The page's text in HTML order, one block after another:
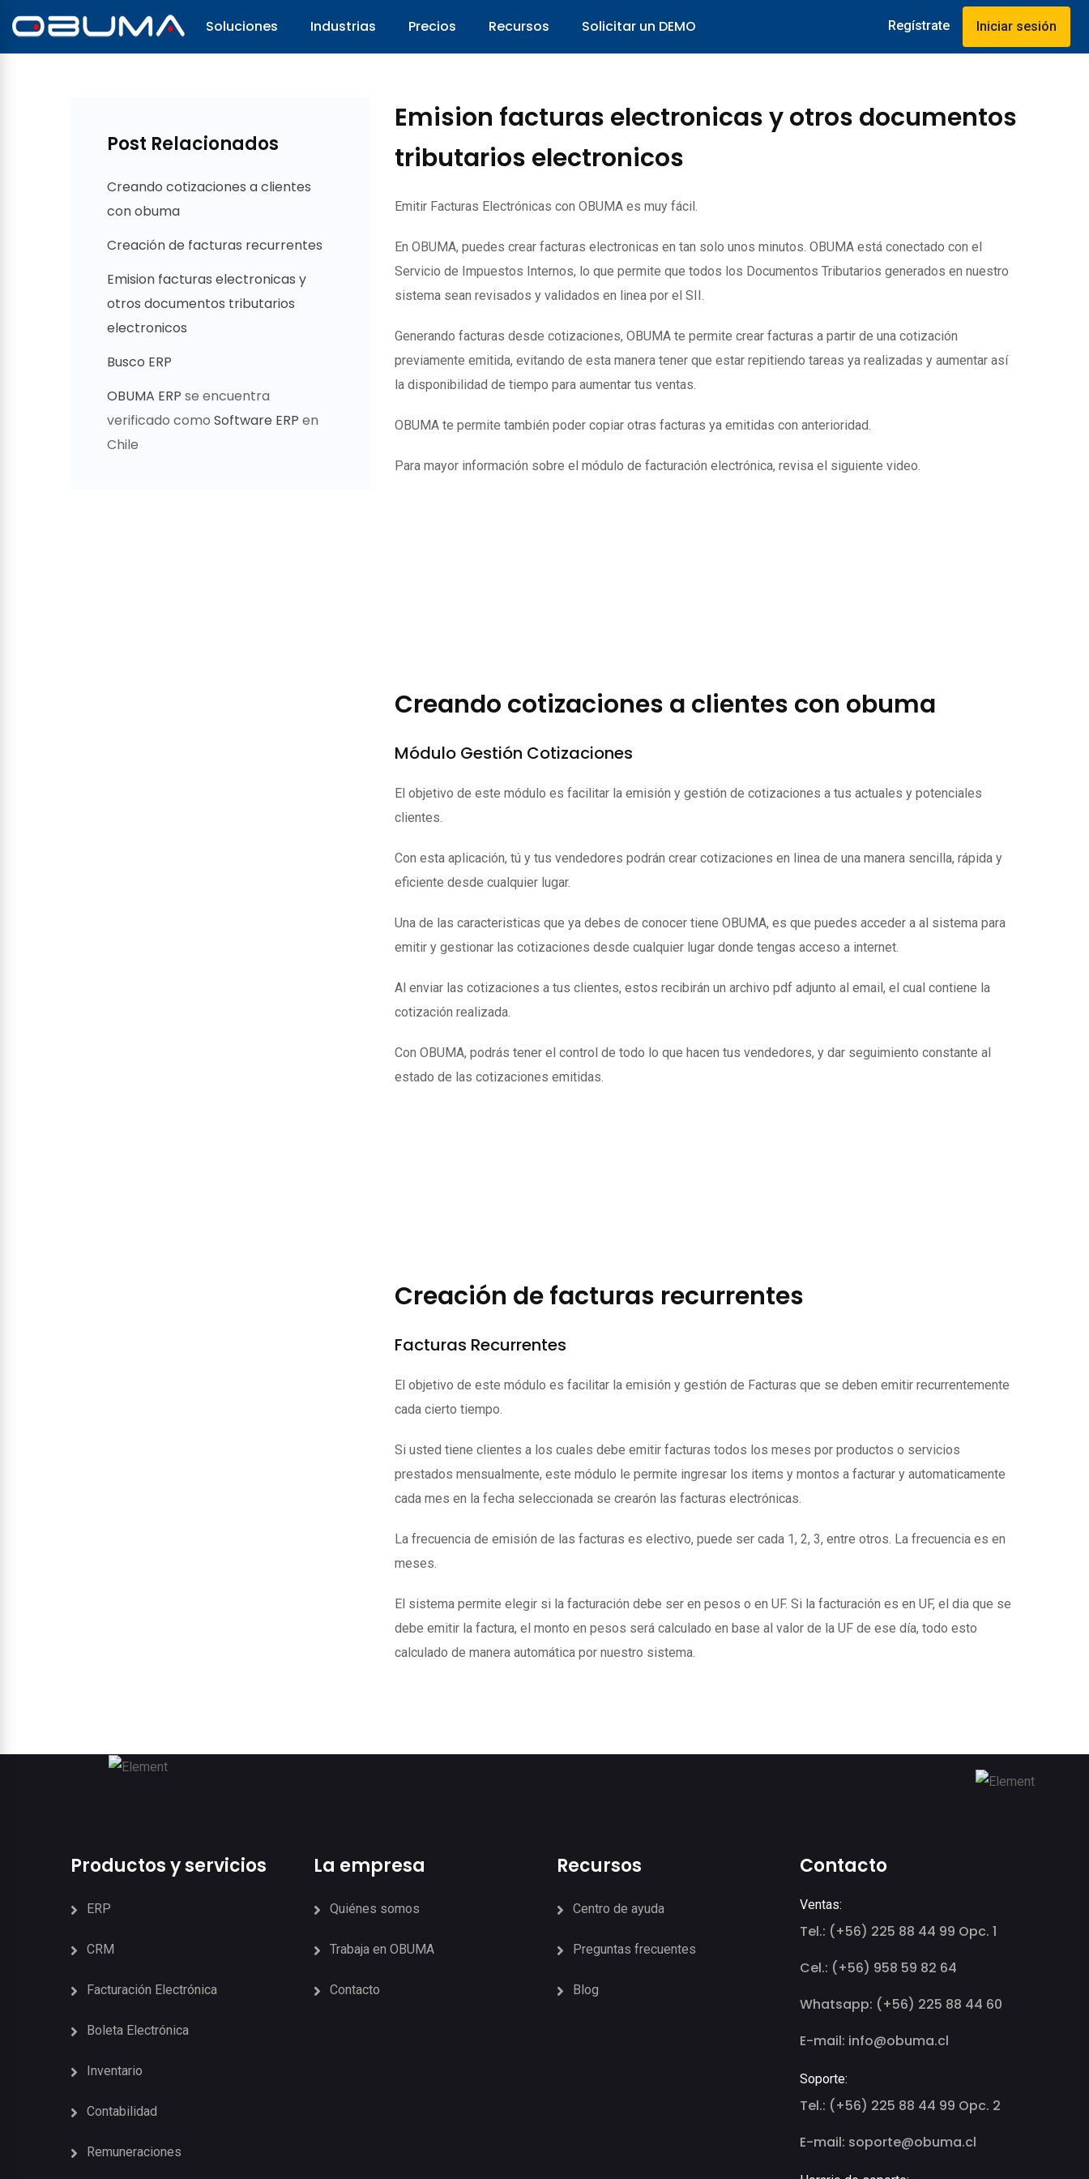
Soluciones Industrias Precios Recursos Solicitar un DEMO Regístrate Iniciar sesión
Emision facturas electronicas y otros documentos
tributarios electronicos
Emitir Facturas Electrónicas con OBUMA es muy fácil.
En OBUMA, puedes crear facturas electronicas en tan solo unos minutos. OBUMA está conectado con el
Servicio de Impuestos Internos, lo que permite que todos los Documentos Tributarios generados en nuestro
sistema sean revisados y validados en linea por el SII.
Generando facturas desde cotizaciones, OBUMA te permite crear facturas a partir de una cotización
previamente emitida, evitando de esta manera tener que estar repitiendo tareas ya realizadas y aumentar así
la disponibilidad de tiempo para aumentar tus ventas.
OBUMA te permite también poder copiar otras facturas ya emitidas con anterioridad.
Para mayor información sobre el módulo de facturación electrónica, revisa el siguiente video.
Post Relacionados
Creando cotizaciones a clientes
con obuma
Creación de facturas recurrentes
Emision facturas electronicas y
otros documentos tributarios
electronicos
Busco ERP
OBUMA ERP se encuentra
verificado como Software ERP en
Chile
Creando cotizaciones a clientes con obuma
Módulo Gestión Cotizaciones
El objetivo de este módulo es facilitar la emisión y gestión de cotizaciones a tus actuales y potenciales
clientes.
Con esta aplicación, tú y tus vendedores podrán crear cotizaciones en linea de una manera sencilla, rápida y
eficiente desde cualquier lugar.
Una de las caracteristicas que ya debes de conocer tiene OBUMA, es que puedes acceder a al sistema para
emitir y gestionar las cotizaciones desde cualquier lugar donde tengas acceso a internet.
Al enviar las cotizaciones a tus clientes, estos recibirán un archivo pdf adjunto al email, el cual contiene la
cotización realizada.
Con OBUMA, podrás tener el control de todo lo que hacen tus vendedores, y dar seguimiento constante al
estado de las cotizaciones emitidas.
Creación de facturas recurrentes
Facturas Recurrentes
El objetivo de este módulo es facilitar la emisión y gestión de Facturas que se deben emitir recurrentemente
cada cierto tiempo.
Si usted tiene clientes a los cuales debe emitir facturas todos los meses por productos o servicios
prestados mensualmente, este módulo le permite ingresar los items y montos a facturar y automaticamente
cada mes en la fecha seleccionada se crearón las facturas electrónicas.
La frecuencia de emisión de las facturas es electivo, puede ser cada 1, 2, 3, entre otros. La frecuencia es en
meses.
El sistema permite elegir si la facturación debe ser en pesos o en UF. Si la facturación es en UF, el dia que se
debe emitir la factura, el monto en pesos será calculado en base al valor de la UF de ese día, todo esto
calculado de manera automática por nuestro sistema.
Productos y servicios
ERP
CRM
Facturación Electrónica
Boleta Electrónica
Inventario
Contabilidad
Remuneraciones
La empresa
Quiénes somos
Trabaja en OBUMA
Contacto
Recursos
Centro de ayuda
Preguntas frecuentes
Blog
Contacto
Ventas:
Tel.: (+56) 225 88 44 99 Opc. 1
Cel.: (+56) 958 59 82 64
Whatsapp: (+56) 225 88 44 60
E-mail: info@obuma.cl
Soporte:
Tel.: (+56) 225 88 44 99 Opc. 2
E-mail: soporte@obuma.cl